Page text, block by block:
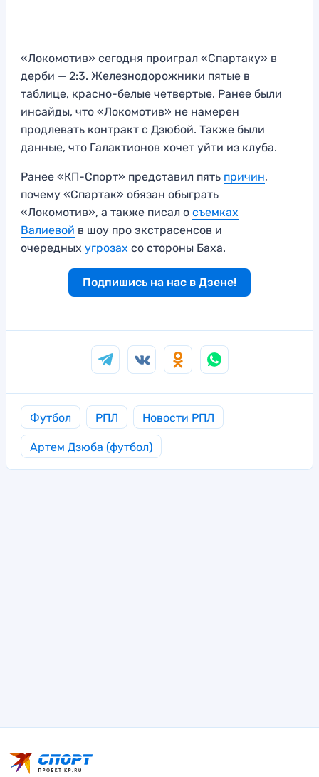
«Локомотив» сегодня проиграл «Спартаку» в
дерби — 2:3. Железнодорожники пятые в
таблице, красно-белые четвертые. Ранее были
инсайды, что «Локомотив» не намерен
продлевать контракт с Дзюбой. Также были
данные, что Галактионов хочет уйти из клуба.
Ранее «КП-Спорт» представил пять причин,
почему «Спартак» обязан обыграть
«Локомотив», а также писал о съемках
Валиевой в шоу про экстрасенсов и
очередных угрозах со стороны Баха.
Подпишись на нас в Дзене!
Футбол РПЛ Новости РПЛ
Артем Дзюба (футбол)